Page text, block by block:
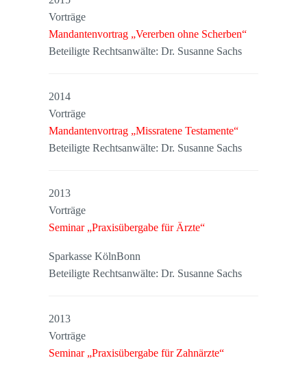
Vorträge
Mandantenvortrag „Vererben ohne Scherben“
Beteiligte Rechtsanwälte: Dr. Susanne Sachs
2014
Vorträge
Mandantenvortrag „Missratene Testamente“
Beteiligte Rechtsanwälte: Dr. Susanne Sachs
2013
Vorträge
Seminar „Praxisübergabe für Ärzte“
Sparkasse KölnBonn
Beteiligte Rechtsanwälte: Dr. Susanne Sachs
2013
Vorträge
Seminar „Praxisübergabe für Zahnärzte“